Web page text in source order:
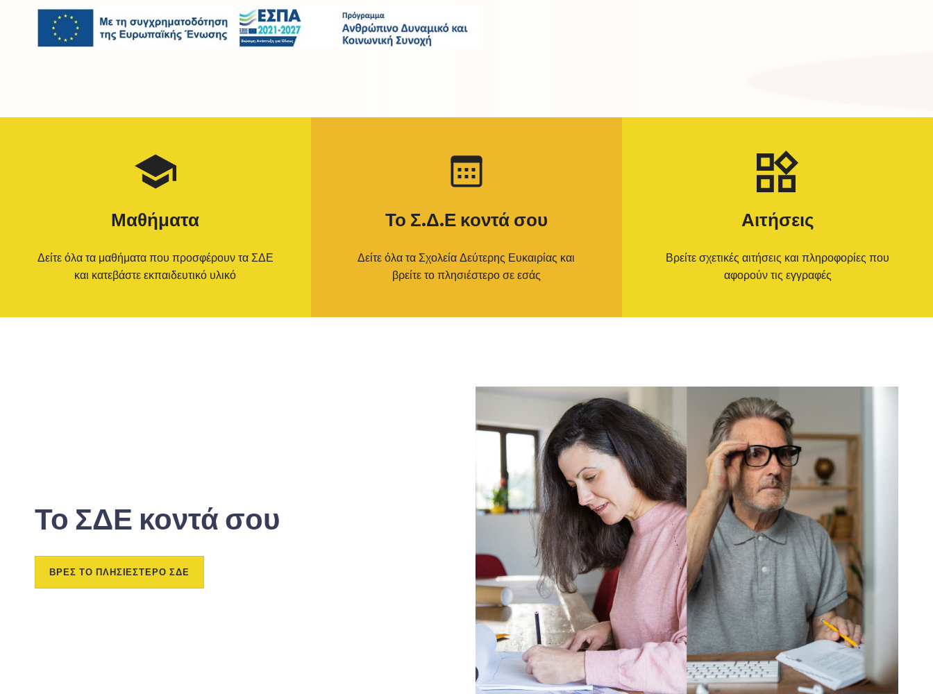
Μαθήματα
Δείτε όλα τα μαθήματα που προσφέρουν τα ΣΔΕ
και κατεβάστε εκπαιδευτικό υλικό
Το Σ.Δ.Ε κοντά σου
Δείτε όλα τα Σχολεία Δεύτερης Ευκαιρίας και
βρείτε το πλησιέστερο σε εσάς
Αιτήσεις
Βρείτε σχετικές αιτήσεις και πληροφορίες που
αφορούν τις εγγραφές
Το ΣΔΕ κοντά σου
ΒΡΕΣ ΤΟ ΠΛΗΣΙΕΣΤΕΡΟ ΣΔΕ